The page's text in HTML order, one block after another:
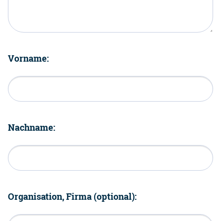
Vorname:
Nachname:
Organisation, Firma (optional):